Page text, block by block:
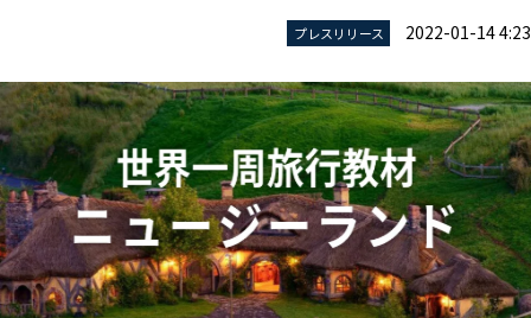
プレスリリース 2022-01-14 4:23